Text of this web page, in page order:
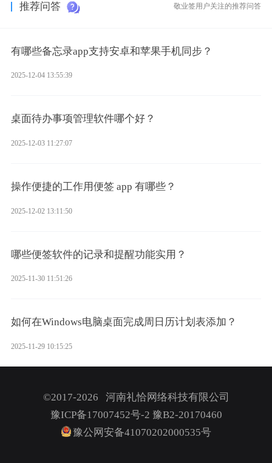
推荐问答 敬业签用户关注的推荐问答
有哪些备忘录app支持安卓和苹果手机同步？
2025-12-04 13:55:39
桌面待办事项管理软件哪个好？
2025-12-03 11:27:07
操作便捷的工作用便签 app 有哪些？
2025-12-02 13:11:50
哪些便签软件的记录和提醒功能实用？
2025-11-30 11:51:26
如何在Windows电脑桌面完成周日历计划表添加？
2025-11-29 10:15:25
©2017-2026 河南礼恰网络科技有限公司
豫ICP备17007452号-2 豫B2-20170460
豫公网安备41070202000535号